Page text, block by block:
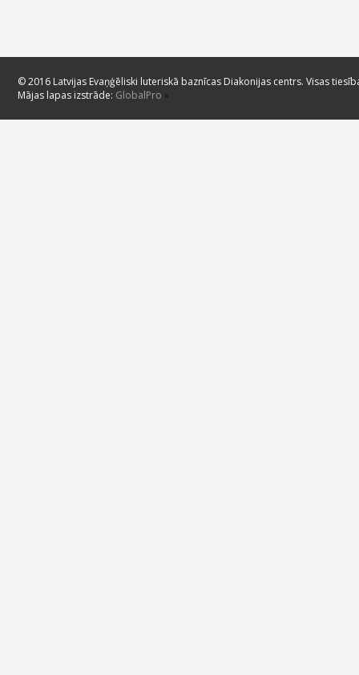
© 2016 Latvijas Evaņģēliski luteriskā baznīcas Diakonijas centrs. Visas
Mājas lapas izstrāde: GlobalPro »